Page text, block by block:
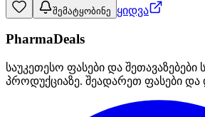
შემატყობინე ყიდვა
PharmaDeals
საუკეთესო ფასები და შეთავაზებები
პროდუქციაზე. შეადარეთ ფასები